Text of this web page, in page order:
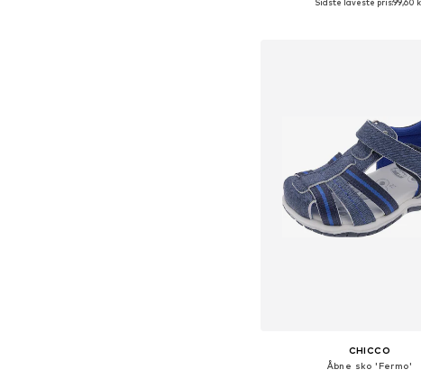
Sidste laveste pris:99,60
CHICCO
Åbne sko 'Fermo'